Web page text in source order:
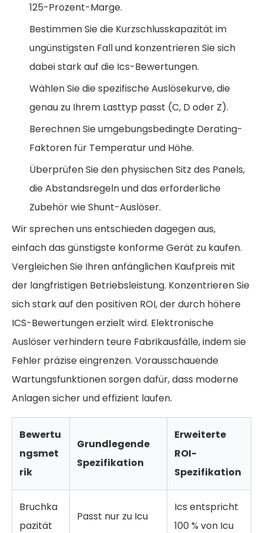
125-Prozent-Marge.
Bestimmen Sie die Kurzschlusskapazität im
ungünstigsten Fall und konzentrieren Sie sich
dabei stark auf die Ics-Bewertungen.
Wählen Sie die spezifische Auslösekurve, die
genau zu Ihrem Lasttyp passt (C, D oder Z).
Berechnen Sie umgebungsbedingte Derating-
Faktoren für Temperatur und Höhe.
Überprüfen Sie den physischen Sitz des Panels,
die Abstandsregeln und das erforderliche
Zubehör wie Shunt-Auslöser.
Wir sprechen uns entschieden dagegen aus,
einfach das günstigste konforme Gerät zu kaufen.
Vergleichen Sie Ihren anfänglichen Kaufpreis mit
der langfristigen Betriebsleistung. Konzentrieren Sie
sich stark auf den positiven ROI, der durch höhere
ICS-Bewertungen erzielt wird. Elektronische
Auslöser verhindern teure Fabrikausfälle, indem sie
Fehler präzise eingrenzen. Vorausschauende
Wartungsfunktionen sorgen dafür, dass moderne
Anlagen sicher und effizient laufen.
Bewertu
ngsmet
rik
Grundlegende
Spezifikation
Erweiterte
ROI-
Spezifikation
Bruchka
pazität
Passt nur zu Icu
Ics entspricht
100 % von Icu